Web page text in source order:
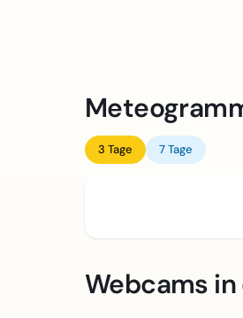
3 Tage 7 Tage
Webcams